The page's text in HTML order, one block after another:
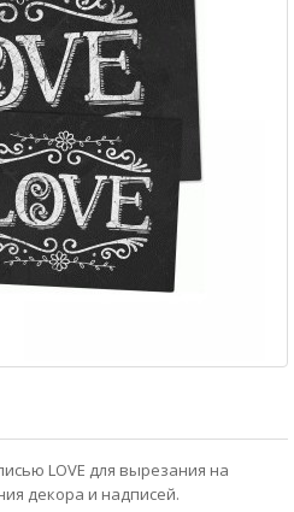
LOVE для вырезания на
декора и надписей.